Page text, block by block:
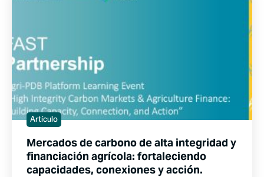
Artículo
Mercados de carbono de alta integridad y
financiación agrícola: fortaleciendo
capacidades, conexiones y acción.